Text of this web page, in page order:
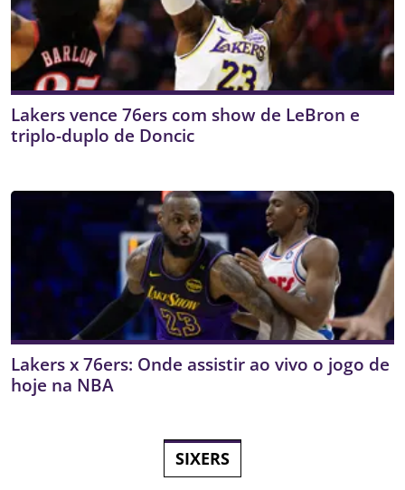
Lakers vence 76ers com show de LeBron e
triplo-duplo de Doncic
Lakers x 76ers: Onde assistir ao vivo o jogo de
hoje na NBA
SIXERS